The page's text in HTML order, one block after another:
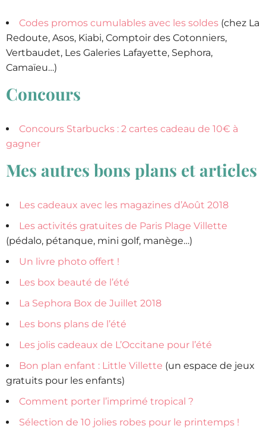
Codes promos cumulables avec les soldes (chez La
Redoute, Asos, Kiabi, Comptoir des Cotonniers,
Vertbaudet, Les Galeries Lafayette, Sephora,
Camaïeu…)
Concours
Concours Starbucks : 2 cartes cadeau de 10€ à
gagner
Mes autres bons plans et articles
Les cadeaux avec les magazines d’Août 2018
Les activités gratuites de Paris Plage Villette
(pédalo, pétanque, mini golf, manège…)
Un livre photo offert !
Les box beauté de l’été
La Sephora Box de Juillet 2018
Les bons plans de l’été
Les jolis cadeaux de L’Occitane pour l’été
Bon plan enfant : Little Villette (un espace de jeux
gratuits pour les enfants)
Comment porter l’imprimé tropical ?
Sélection de 10 jolies robes pour le printemps !